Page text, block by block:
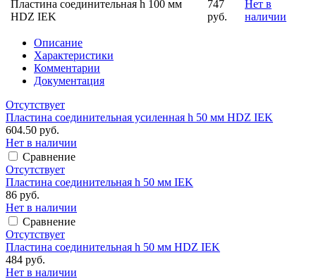
Пластина соединительная h 100 мм
HDZ IEK
747
руб.
Нет в
наличии
Описание
Характеристики
Комментарии
Документация
Отсутствует
Пластина соединительная усиленная h 50 мм HDZ IEK
604.50 руб.
Нет в наличии
Сравнение
Отсутствует
Пластина соединительная h 50 мм IEK
86 руб.
Нет в наличии
Сравнение
Отсутствует
Пластина соединительная h 50 мм HDZ IEK
484 руб.
Нет в наличии